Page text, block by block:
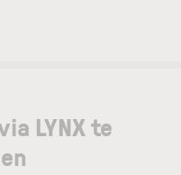
LYNX te